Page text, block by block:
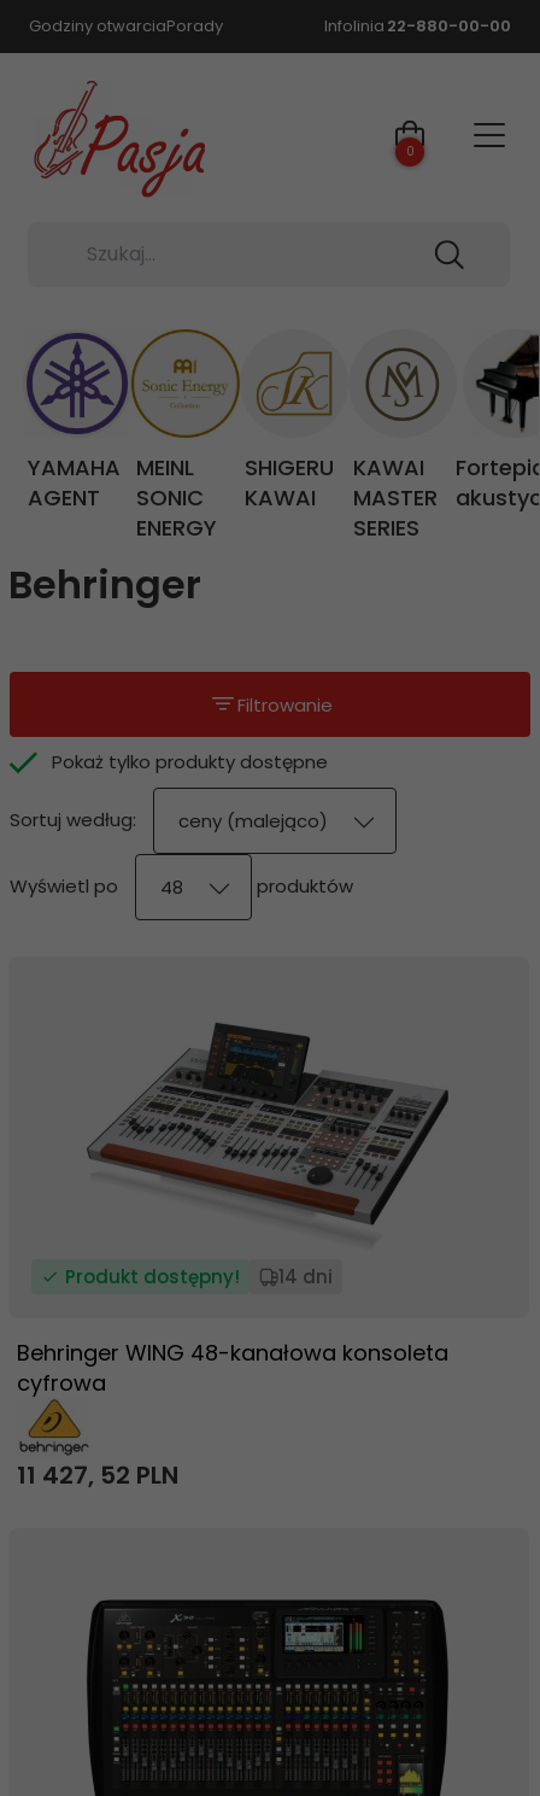
Godziny otwarciaPorady Infolinia 22-880-00-00
Szukaj...
0
YAMAHA
AGENT
MEINL
SONIC
ENERGY
SHIGERU
KAWAI
KAWAI
MASTER
SERIES
Behringer
Filtrowanie
Pokaż tylko produkty dostępne
Sortuj według:
sort
ceny (malejąco)
Wyświetl po
pop
48
produktów
Produkt dostępny! 14 dni
Behringer WING 48-kanałowa konsoleta
cyfrowa
11 427, 52 PLN